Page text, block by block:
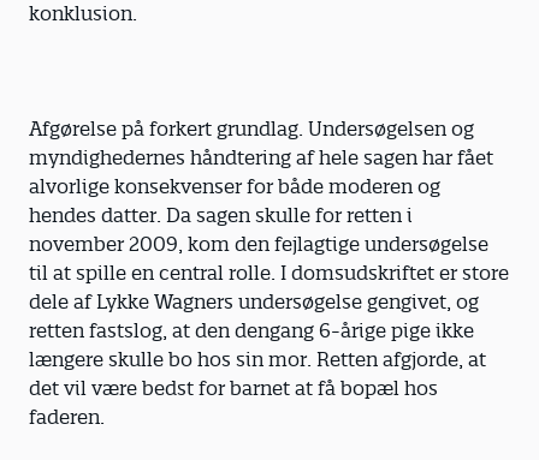
konklusion.
Afgørelse på forkert grundlag. Undersøgelsen og
myndighedernes håndtering af hele sagen har fået
alvorlige konsekvenser for både moderen og
hendes datter. Da sagen skulle for retten i
november 2009, kom den fejlagtige undersøgelse
til at spille en central rolle. I domsudskriftet er store
dele af Lykke Wagners undersøgelse gengivet, og
retten fastslog, at den dengang 6-årige pige ikke
længere skulle bo hos sin mor. Retten afgjorde, at
det vil være bedst for barnet at få bopæl hos
faderen.